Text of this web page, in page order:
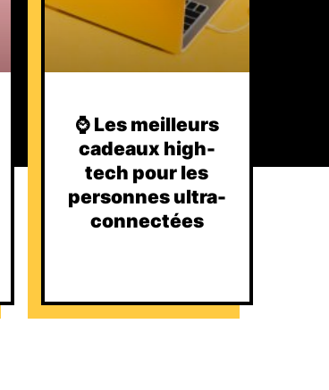
⌚️ Les meilleurs
cadeaux high-
tech pour les
personnes ultra-
connectées